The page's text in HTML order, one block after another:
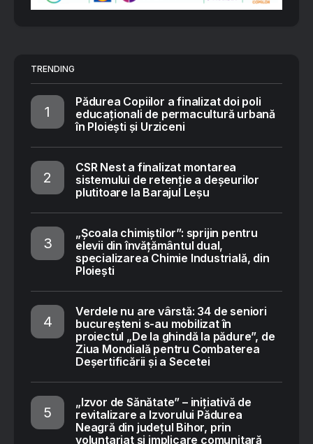
TRENDING
Pădurea Copiilor a finalizat doi poli
educaționali de permacultură urbană
în Ploiești și Urziceni
CSR Nest a finalizat montarea
sistemului de retenție a deșeurilor
plutitoare la Barajul Leșu
„Școala chimiștilor”: sprijin pentru
elevii din învățământul dual,
specializarea Chimie Industrială, din
Ploiești
Verdele nu are vârstă: 34 de seniori
bucureșteni s-au mobilizat în
proiectul „De la ghindă la pădure”, de
Ziua Mondială pentru Combaterea
Deșertificării și a Secetei
„Izvor de Sănătate” – inițiativă de
revitalizare a Izvorului Pădurea
Neagră din județul Bihor, prin
voluntariat și implicare comunitară